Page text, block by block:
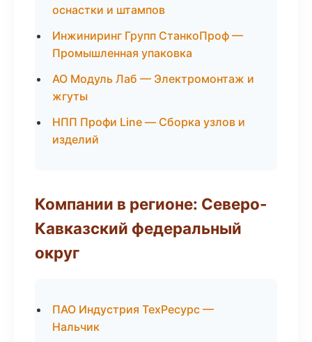
оснастки и штампов
Инжиниринг Групп СтанкоПроф —
Промышленная упаковка
АО Модуль Лаб — Электромонтаж и
жгуты
НПП Профи Line — Сборка узлов и
изделий
Компании в регионе: Северо-
Кавказский федеральный
округ
ПАО Индустрия ТехРесурс —
Нальчик